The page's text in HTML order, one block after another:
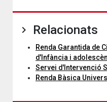
Relacionats
Renda Garantida de
d'Infància i
Servei d'Intervenció
Renda Bàsica